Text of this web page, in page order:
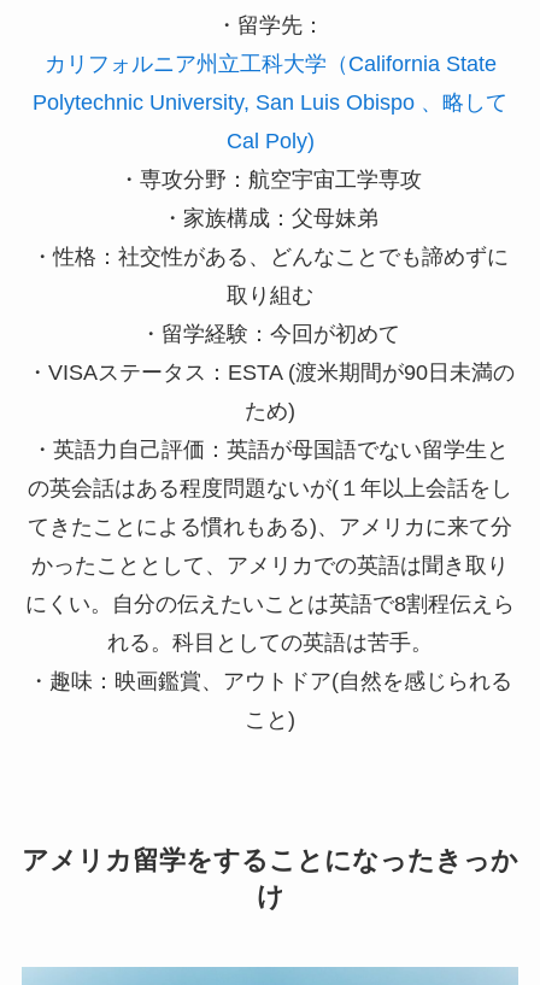
・留学先：
カリフォルニア州立工科大学（California State
Polytechnic University, San Luis Obispo 、略して
Cal Poly)
・専攻分野：航空宇宙工学専攻
・家族構成：父母妹弟
・性格：社交性がある、どんなことでも諦めずに
取り組む
・留学経験：今回が初めて
・VISAステータス：ESTA (渡米期間が90日未満の
ため)
・英語力自己評価：英語が母国語でない留学生と
の英会話はある程度問題ないが(１年以上会話をし
てきたことによる慣れもある)、アメリカに来て分
かったこととして、アメリカでの英語は聞き取り
にくい。自分の伝えたいことは英語で8割程伝えら
れる。科目としての英語は苦手。
・趣味：映画鑑賞、アウトドア(自然を感じられる
こと)
アメリカ留学をすることになったきっか
け